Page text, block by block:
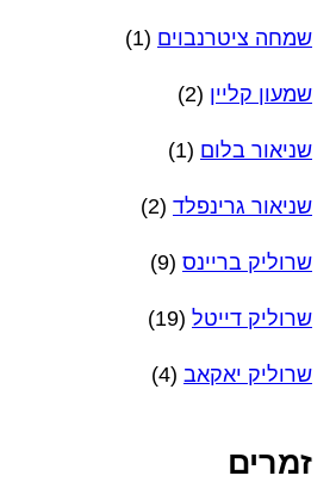
שמחה ציטרנבוים (1)
שמעון קליין (2)
שניאור בלום (1)
שניאור גרינפלד (2)
שרוליק בריינס (9)
שרוליק דייטל (19)
שרוליק יאקאב (4)
זמרים